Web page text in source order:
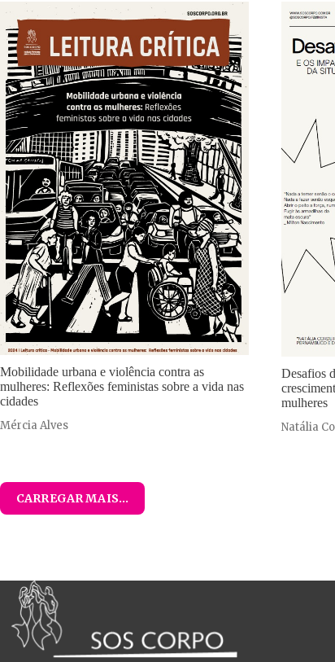
Mobilidade urbana e violência contra as
mulheres: Reflexões feministas sobre a vida nas
cidades
Mércia Alves
Desafios
mulheres
Natália
CARREGAR MAIS...